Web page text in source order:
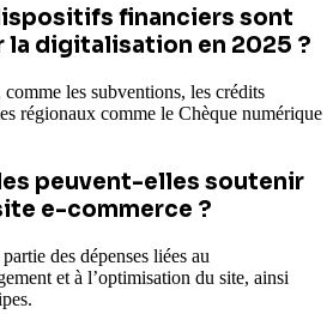
financiers sont
digitalisation en 2025 ?
les subventions, les crédits
régionaux comme le Chèque numérique
peuvent-elles soutenir
e-commerce ?
des dépenses liées au
et à l’optimisation du site, ainsi